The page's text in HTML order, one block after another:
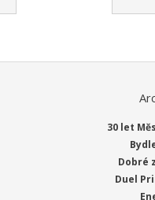
30 let
Dobré
Duel